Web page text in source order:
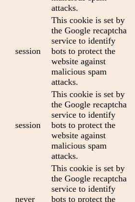
attacks.
session
This cookie is set by
the Google recaptcha
service to identify
bots to protect the
website against
malicious spam
attacks.
session
This cookie is set by
the Google recaptcha
service to identify
bots to protect the
website against
malicious spam
attacks.
never
This cookie is set by
the Google recaptcha
service to identify
bots to protect the